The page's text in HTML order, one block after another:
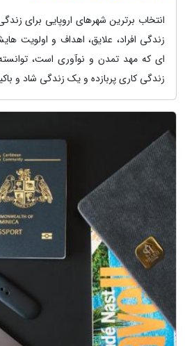
انتخاب برترین شهرهای اروپایی برای
زندگی افراد، علایق، اهداف و اولویت
ای که مهد تمدن و نوآوری است،
زندگی کاری پربازده و یک زندگی شاد و